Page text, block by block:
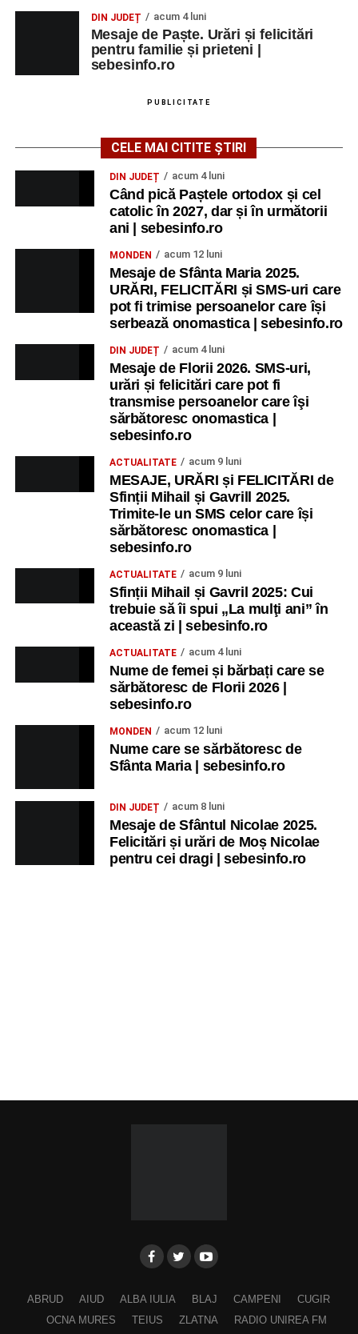
DIN JUDEȚ acum 4 luni
Mesaje de Paște. Urări și felicitări
pentru familie și prieteni |
sebesinfo.ro
PUBLICITATE
CELE MAI CITITE ȘTIRI
DIN JUDEȚ acum 4 luni
Când pică Paștele ortodox și cel
catolic în 2027, dar și în următorii
ani | sebesinfo.ro
MONDEN acum 12 luni
Mesaje de Sfânta Maria 2025.
URĂRI, FELICITĂRI și SMS-uri care
pot fi trimise persoanelor care își
serbează onomastica | sebesinfo.ro
DIN JUDEȚ acum 4 luni
Mesaje de Florii 2026. SMS-uri,
urări și felicitări care pot fi
transmise persoanelor care îşi
sărbătoresc onomastica |
sebesinfo.ro
ACTUALITATE acum 9 luni
MESAJE, URĂRI și FELICITĂRI de
Sfinții Mihail și Gavrill 2025.
Trimite-le un SMS celor care își
sărbătoresc onomastica |
sebesinfo.ro
ACTUALITATE acum 9 luni
Sfinții Mihail și Gavril 2025: Cui
trebuie să îi spui „La mulţi ani” în
această zi | sebesinfo.ro
ACTUALITATE acum 4 luni
Nume de femei și bărbați care se
sărbătoresc de Florii 2026 |
sebesinfo.ro
MONDEN acum 12 luni
Nume care se sărbătoresc de
Sfânta Maria | sebesinfo.ro
DIN JUDEȚ acum 8 luni
Mesaje de Sfântul Nicolae 2025.
Felicitări și urări de Moș Nicolae
pentru cei dragi | sebesinfo.ro
ABRUD AIUD ALBA IULIA BLAJ CAMPENI
CUGIR
OCNA MURES
TEIUS ZLATNA RADIO UNIREA FM